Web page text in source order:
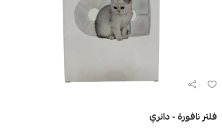
فلتر نافورة - دائري